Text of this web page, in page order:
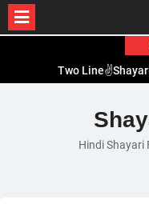
content
Two Line✌️Shayari
Romantic
Love🥳Poetry In
1 Line☝️Shayari In Hindi
Hindi Shayari